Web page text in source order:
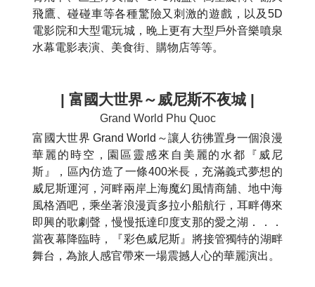
飛鷹、碰碰車等各種驚險又刺激的遊戲，以及5D
電影院和大型電玩城，晚上更有大型戶外音樂噴泉
水幕電影表演、美食街、購物店等等。
| 富國大世界～ 威尼斯不夜城 |
Grand World Phu Quoc
富國大世界 Grand World～讓人彷彿置身一個浪漫
華麗的時空，園區靈感來自美麗的水都『威尼
斯』，區內仿造了一條400米長，充滿義式夢想的
威尼斯運河，河畔兩岸上海魔幻風情商舖、地中海
風格酒吧，乘坐著浪漫貢多拉小船航行，耳畔傳來
即興的歌劇聲，慢慢抵達印度支那的愛之湖．．．
當夜幕降臨時，『彩色威尼斯』將接管獨特的湖畔
舞台，為旅人感官帶來一場震撼人心的華麗演出。